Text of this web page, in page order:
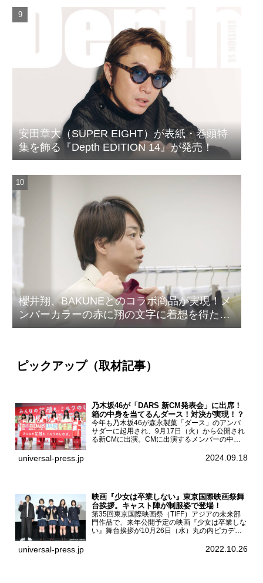
安田章大（SUPER EIGHT）が表紙・巻頭特
集を飾る『Depth EDITION 14』が発売！
櫻井翔、BAKUNEとのコラボ商品が実現！メ
ンバーカラーの赤に翔の文字に着想を得たデ
ザイン
ピックアップ（取材記事）
乃木坂46が「DARS 新CM発表会」に出席！
箱の中身を当てるんダース！対決が実現！？
今年も乃木坂46が森永製菓「ダース」のアンバ
サダーに起用され、9月17日（火）から公開され
る新CMに出演。CMに出演するメンバーの中か
一ノ瀬美空、菅原咲月が都内にて開催された
universal-press.jp 2024.09.18
映画『少女は卒業しない』東京国際映画祭舞
台挨拶。キャスト陣が制服姿で登場！
第35回東京国際映画祭（TIFF）アジアの未来部
門作品で、来年公開予定の映画『少女は卒業しな
い』舞台挨拶が10月26日（水）丸の内ピカデリ
宮山莉渚、中井友望、監督の中川駿が登壇。映画
universal-press.jp 2022.10.26